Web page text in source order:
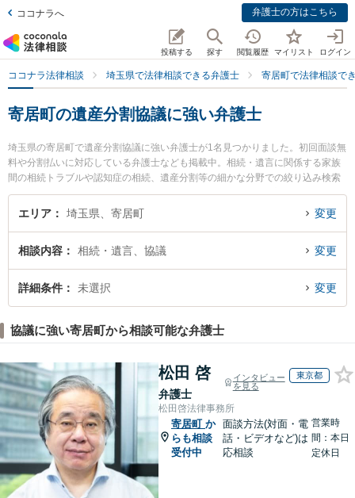
ココナラへ 弁護士の方はこちら
投稿する 探す 閲覧履歴 マイリスト ログイン
ココナラ法律相談 埼玉県で法律相談できる弁護士 寄居町で法律相談で
寄居町の遺産分割協議に強い弁護士
埼玉県の寄居町で遺産分割協議に強い弁護士が1名見つかりました。初回面談無
料や分割払いに対応している弁護士なども掲載中。相続・遺言に関係する家族
間の相続トラブルや認知症の相続、遺産分割等の細かな分野での絞り込み検索
もでき便利です。特にはなぞの法律事務所の門脇 清弁護士のプロフィール情報
や弁護士費用、強みなどが注目されています。『寄居町で土日や夜間に発生し
分割協議を法律相談できる寄居町内の弁護士に相談予約したい』などでお困り
の相談者さんにおすすめです。
エリア 埼玉県、寄居町 変更
相談内容 相続・遺言、協議 変更
詳細条件 未選択 変更
協議に強い寄居町から相談可能な弁護士
松田 啓
弁護士
インタビュー
を見る
東京都
松田啓法律事務所
寄居町 か
らも相談
受付中
面談方法(対面・電
話・ビデオなど)は
応相談
営業時
間：本日
定休日